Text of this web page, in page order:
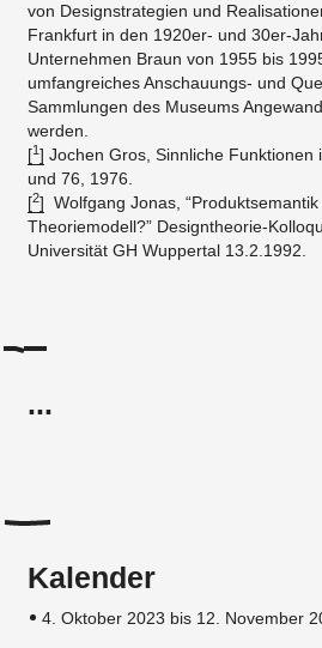
von Designstrategien und
Frankfurt in den 1920er- und 30er-
Unternehmen Braun von 1955 bis
umfangreiches Anschauungs- und
Sammlungen des Museums
werden.
[1] Jochen Gros, Sinnliche Funktionen
und 76, 1976.
[2] Wolfgang Jonas,
Theoriemodell?” Designtheorie-
Universität GH Wuppertal 13.2.1992.
...
Kalender
4. Oktober 2023 bis 12. November